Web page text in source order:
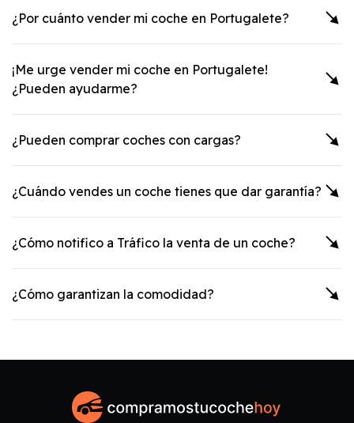
¿Por cuánto vender mi coche en Portugalete?
¡Me urge vender mi coche en Portugalete!
¿Pueden ayudarme?
¿Pueden comprar coches con cargas?
¿Cuándo vendes un coche tienes que dar garantía?
¿Cómo notifico a Tráfico la venta de un coche?
¿Cómo garantizan la comodidad?